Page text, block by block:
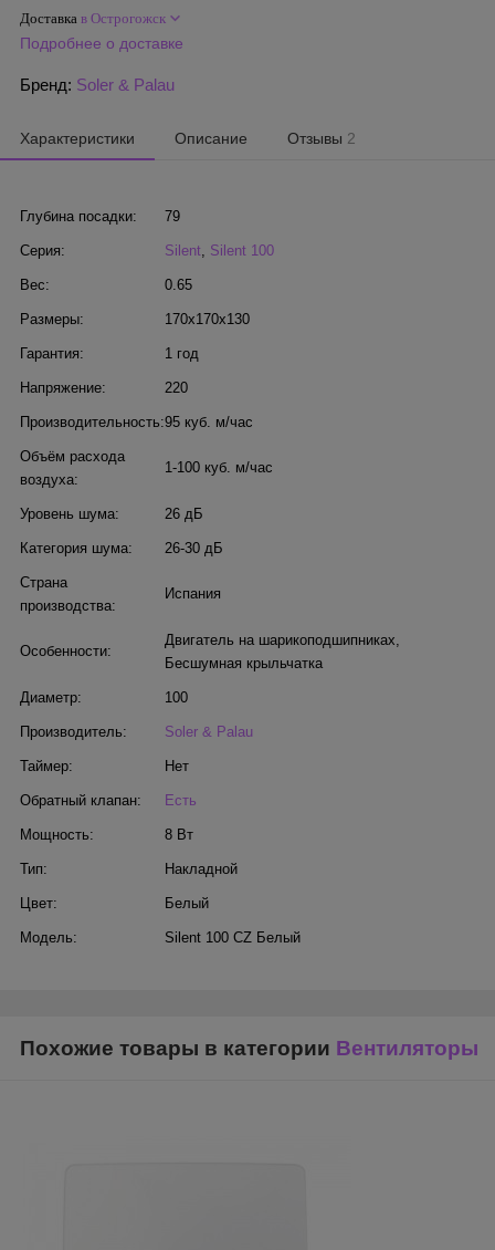
Доставка в Острогожск
Подробнее о доставке
Бренд: Soler & Palau
Характеристики Описание Отзывы 2
Глубина посадки: 79
Серия: Silent, Silent 100
Вес: 0.65
Размеры: 170x170x130
Гарантия: 1 год
Напряжение: 220
Производительность:95 куб. м/час
Объём расхода
воздуха:
1-100 куб. м/час
Уровень шума: 26 дБ
Категория шума: 26-30 дБ
Страна
производства:
Испания
Особенности:
Двигатель на шарикоподшипниках,
Бесшумная крыльчатка
Диаметр: 100
Производитель: Soler & Palau
Таймер: Нет
Обратный клапан: Есть
Мощность: 8 Вт
Тип: Накладной
Цвет: Белый
Модель: Silent 100 CZ Белый
Похожие товары в категории Вентиляторы